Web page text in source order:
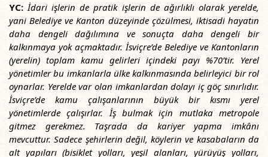
YC: İdari işlerin de pratik işlerin de ağırlıklı olarak yerelde,
yani Belediye ve Kanton düzeyinde çözülmesi, iktisadi hayatın
daha dengeli dağılımına ve sonuçta daha dengeli bir
kalkınmaya yok açmaktadır. İsviçre’de Belediye ve Kantonların
(yerelin) toplam kamu gelirleri içindeki payı %70’tir. Yerel
yönetimler bu imkanlarla ülke kalkınmasında belirleyici bir rol
oynarlar. Yerelde var olan imkanlardan dolayı iç göç sınırlıdır.
İsviçre’de kamu çalışanlarının büyük bir kısmı yerel
yönetimlerde çalışırlar. İş bulmak için mutlaka metropole
gitmez gerekmez. Taşrada da kariyer yapma imkânı
mevcuttur. Sadece şehirlerin değil, köylerin ve kasabaların da
alt yapıları (bisiklet yolları, yeşil alanları, yürüyüş yolları,